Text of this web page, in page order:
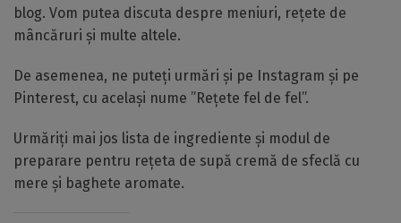
blog. Vom putea discuta despre meniuri, rețete de
mâncăruri și multe altele.
De asemenea, ne puteți urmări și pe Instagram și pe
Pinterest, cu același nume ”Rețete fel de fel”.
Urmăriți mai jos lista de ingrediente și modul de
preparare pentru rețeta de supă cremă de sfeclă cu
mere și baghete aromate.